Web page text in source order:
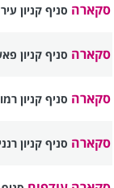
סקארה סניף קניון
סקארה סניף קניון
סקארה סניף קניון
סקארה סניף קניון